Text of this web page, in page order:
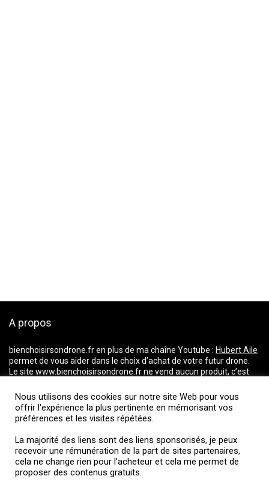
A propos
bienchoisirsondrone.fren plus de ma chaîne Youtube : Hubert Aile
permet de vous aider dans le choix d’achat de votre futur drone.
Le site www.bienchoisirsondrone.fr ne vend aucun produit, c’est
d’un drone. Il répertorie les prix du marché et vous dirige vers les
magasins proposant les meilleurs tarifs.
La majorité des liens ci-dessus incluent une commission d’affiliation ou
rémunération de la part de sites partenaires, cela ne change rien pour
l’acheteur et cela me permet de proposer des contenus gratuits.
Nous utilisons des cookies sur notre site Web pour vous
offrir l'expérience la plus pertinente en mémorisant vos
préférences et les visites répétées.
La majorité des liens sont des liens sponsorisés, je peux
recevoir une rémunération de la part de sites partenaires,
cela ne change rien pour l'acheteur et cela me permet de
proposer des contenus gratuits.